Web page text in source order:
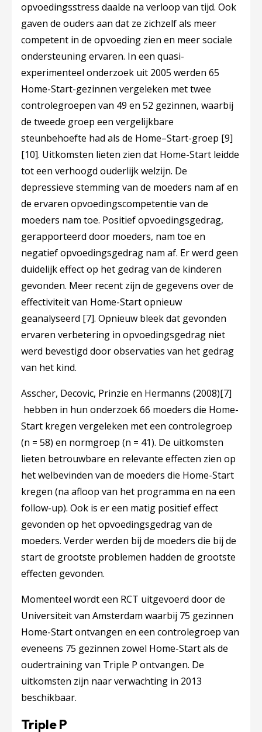
opvoedingsstress daalde na verloop van tijd. Ook
gaven de ouders aan dat ze zichzelf als meer
competent in de opvoeding zien en meer sociale
ondersteuning ervaren. In een quasi-
experimenteel onderzoek uit 2005 werden 65
Home-Start-gezinnen vergeleken met twee
controlegroepen van 49 en 52 gezinnen, waarbij
de tweede groep een vergelijkbare
steunbehoefte had als de Home–Start-groep [9]
[10]. Uitkomsten lieten zien dat Home-Start leidde
tot een verhoogd ouderlijk welzijn. De
depressieve stemming van de moeders nam af en
de ervaren opvoedingscompetentie van de
moeders nam toe. Positief opvoedingsgedrag,
gerapporteerd door moeders, nam toe en
negatief opvoedingsgedrag nam af. Er werd geen
duidelijk effect op het gedrag van de kinderen
gevonden. Meer recent zijn de gegevens over de
effectiviteit van Home-Start opnieuw
geanalyseerd [7]. Opnieuw bleek dat gevonden
ervaren verbetering in opvoedingsgedrag niet
werd bevestigd door observaties van het gedrag
van het kind.
Asscher, Decovic, Prinzie en Hermanns (2008)[7]
hebben in hun onderzoek 66 moeders die Home-
Start kregen vergeleken met een controlegroep
(n = 58) en normgroep (n = 41). De uitkomsten
lieten betrouwbare en relevante effecten zien op
het welbevinden van de moeders die Home-Start
kregen (na afloop van het programma en na een
follow-up). Ook is er een matig positief effect
gevonden op het opvoedingsgedrag van de
moeders. Verder werden bij de moeders die bij de
start de grootste problemen hadden de grootste
effecten gevonden.
Momenteel wordt een RCT uitgevoerd door de
Universiteit van Amsterdam waarbij 75 gezinnen
Home-Start ontvangen en een controlegroep van
eveneens 75 gezinnen zowel Home-Start als de
oudertraining van Triple P ontvangen. De
uitkomsten zijn naar verwachting in 2013
beschikbaar.
Triple P